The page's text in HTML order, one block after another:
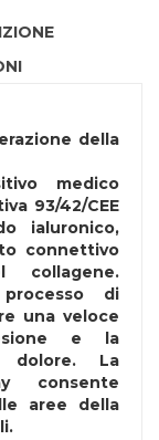
della
medico
93/42/CEE
ialuronico,
connettivo
collagene.
di
una veloce
e la
dolore. La
consente
aree della